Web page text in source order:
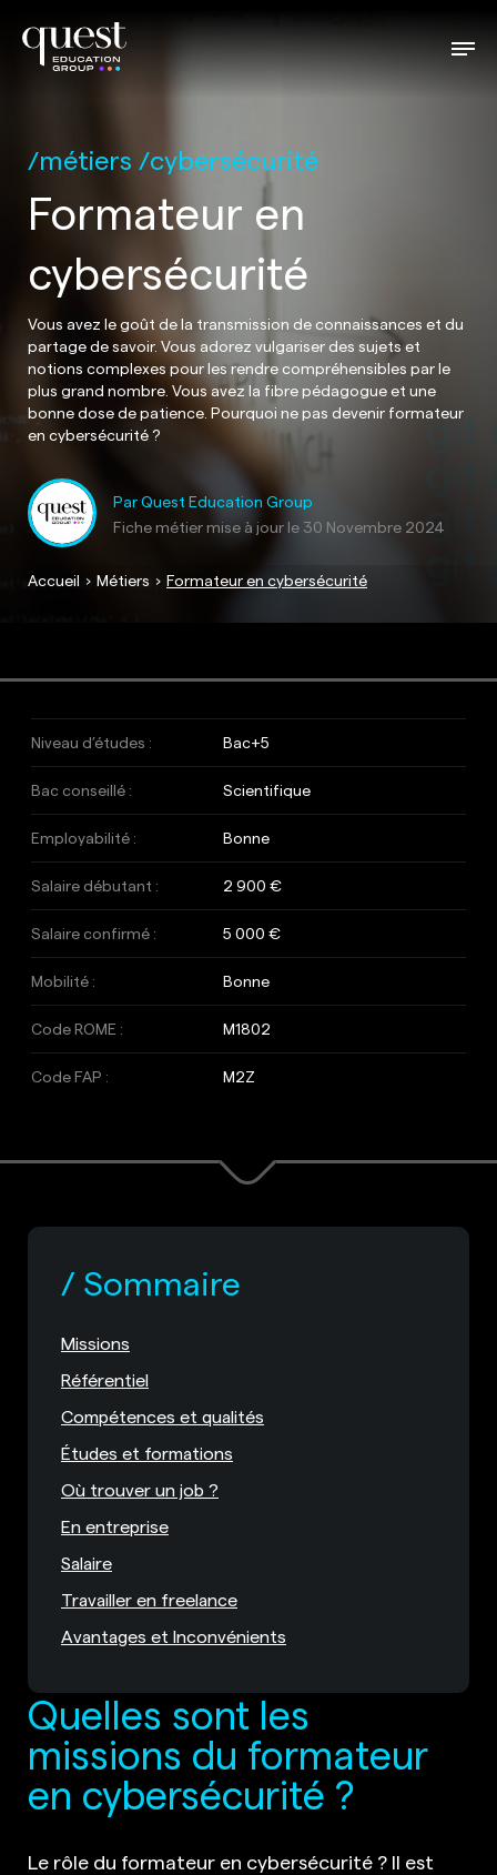
métiers cybersécurité
Formateur en
cybersécurité
Vous avez le goût de la transmission de connaissances et du
partage de savoir. Vous adorez vulgariser des sujets et
notions complexes pour les rendre compréhensibles par le
plus grand nombre. Vous avez la fibre pédagogue et une
bonne dose de patience. Pourquoi ne pas devenir formateur
en cybersécurité ?
Par Quest Education Group
Fiche métier mise à jour le 30 Novembre 2024
Accueil Métiers Formateur en cybersécurité
Niveau d’études : Bac+5
Bac conseillé : Scientifique
Employabilité : Bonne
Salaire débutant : 2 900 €
Salaire confirmé : 5 000 €
Mobilité : Bonne
Code ROME : M1802
Code FAP : M2Z
Quelles sont les
missions du formateur
en cybersécurité ?
Le rôle du formateur en cybersécurité ? Il est
Sommaire
Missions
Référentiel
Compétences et qualités
Études et formations
Où trouver un job ?
En entreprise
Salaire
Travailler en freelance
Avantages et Inconvénients